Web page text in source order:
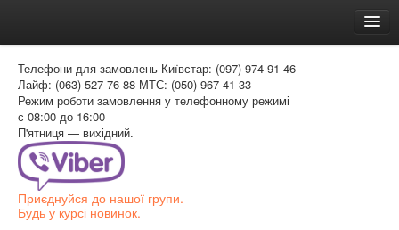
Доставка и оплата
Как заказать
Контакти
Таблиця розмірів
Вхід для покупця
Телефони для замовлень Київстар: (097) 974-91-46
Лайф: (063) 527-76-88 МТС: (050) 967-41-33
Режим роботи замовлення у телефонному режимі
с 08:00 до 16:00
П'ятниця — вихідний.
Приєднуйся до нашої групи.
Будь у курсі новинок.